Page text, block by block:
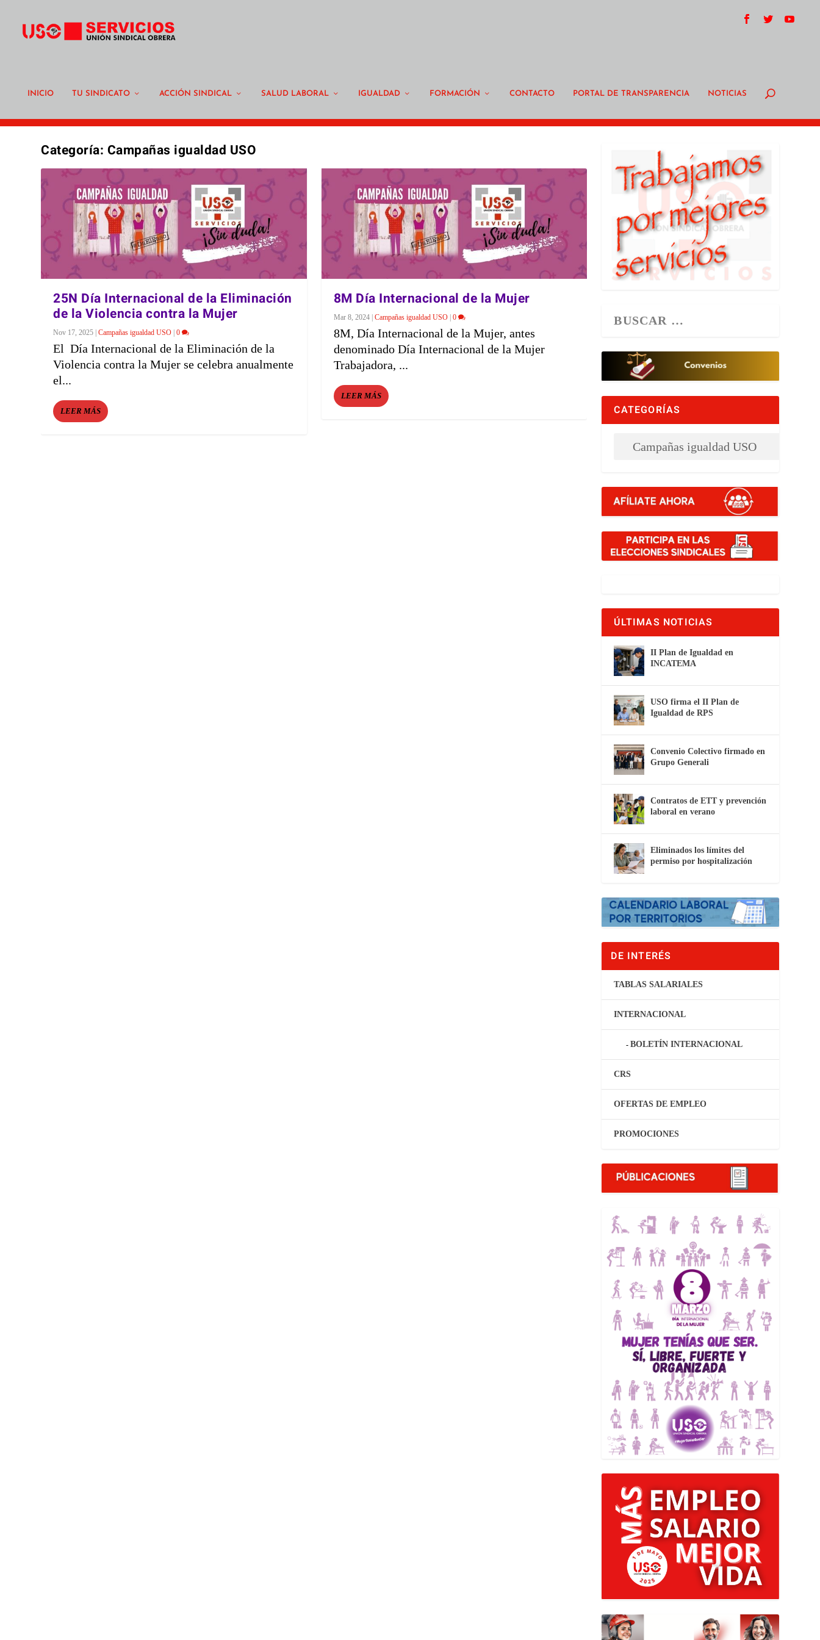
INICIO TU SINDICATO ACCIÓN SINDICAL SALUD LABORAL IGUALDAD FORMACIÓN CONTACTO PORTAL DE TRANSPARENCIA NOTICIAS
Categoría: Campañas igualdad USO
25N Día Internacional de la Eliminación
de la Violencia contra la Mujer
Nov 17, 2025 |Campañas igualdad USO |0
El Día Internacional de la Eliminación de la
Violencia contra la Mujer se celebra anualmente
el...
LEER MÁS
8M Día Internacional de la Mujer
Mar 8, 2024| Campañas igualdad USO| 0
8M, Día Internacional de la Mujer, antes
denominado Día Internacional de la Mujer
Trabajadora, ...
LEER MÁS
CATEGORÍAS
ÚLTIMAS NOTICIAS
II Plan de Igualdad en
INCATEMA
USO firma el II Plan de
Igualdad de RPS
Convenio Colectivo firmado en
Grupo Generali
Contratos de ETT y prevención
laboral en verano
Eliminados los límites del
permiso por hospitalización
DE INTERÉS
TABLAS SALARIALES
INTERNACIONAL
BOLETÍN INTERNACIONAL
CRS
OFERTAS DE EMPLEO
PROMOCIONES